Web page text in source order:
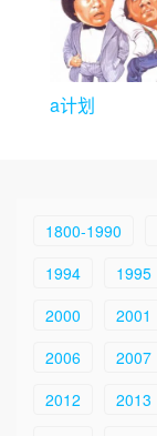
a计划
1800-1990
1994
1995
2000
2001
2006
2007
2012
2013